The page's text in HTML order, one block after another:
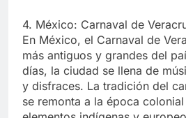
4. México: Carnaval de
En México, el Carnaval de
más antiguos y grandes del
días, la ciudad se llena de
y disfraces. La tradición del
se remonta a la época